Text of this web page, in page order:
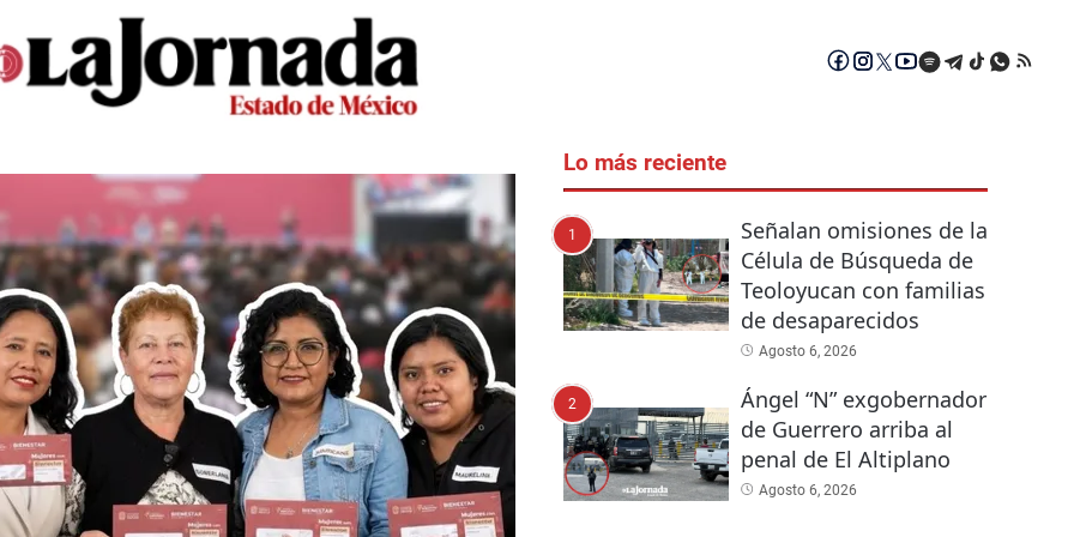
Lo más reciente
1
Señalan omisiones de la
Célula de Búsqueda de
Teoloyucan con familias
de desaparecidos
Agosto 6, 2026
2
Ángel “N” exgobernador
de Guerrero arriba al
penal de El Altiplano
Agosto 6, 2026